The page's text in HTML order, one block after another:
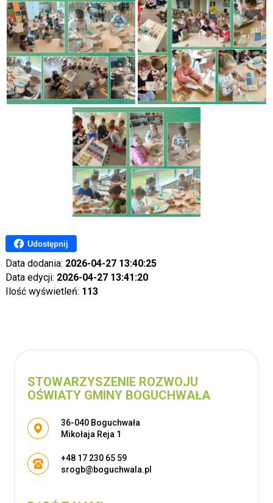
Udostępnij
Data dodania: 2026-04-27 13:40:25
Data edycji: 2026-04-27 13:41:20
Ilość wyświetleń: 113
STOWARZYSZENIE ROZWOJU
OŚWIATY GMINY BOGUCHWAŁA
Adres pocztowy:
36-040 Boguchwała
Mikołaja Reja 1
+48 17 230 65 59
srogb@boguchwala.pl